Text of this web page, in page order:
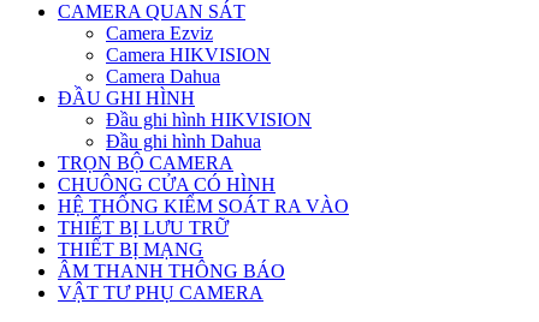
CAMERA QUAN SÁT
Camera Ezviz
Camera HIKVISION
Camera Dahua
ĐẦU GHI HÌNH
Đầu ghi hình HIKVISION
Đầu ghi hình Dahua
TRỌN BỘ CAMERA
CHUÔNG CỬA CÓ HÌNH
HỆ THỐNG KIỂM SOÁT RA VÀO
THIẾT BỊ LƯU TRỮ
THIẾT BỊ MẠNG
ÂM THANH THÔNG BÁO
VẬT TƯ PHỤ CAMERA